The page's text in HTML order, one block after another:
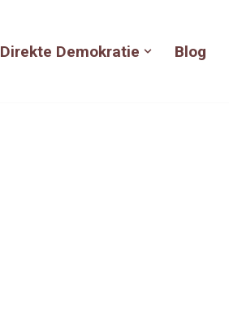
Direkte Demokratie Blog